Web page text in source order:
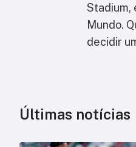
Stadium,
Mundo.
decidir
Últimas notícias